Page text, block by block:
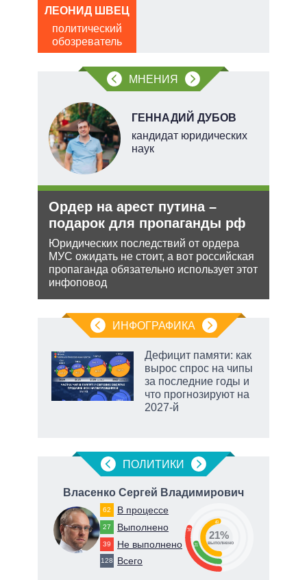
ЛЕОНИД ШВЕЦ
политический
обозреватель
МНЕНИЯ
ГЕННАДИЙ ДУБОВ
кандидат юридических
наук
Ордер на арест путина –
подарок для пропаганды рф
Юридических последствий от ордера
МУС ожидать не стоит, а вот российская
пропаганда обязательно использует этот
инфоповод
ИНФОГРАФИКА
Дефицит памяти: как
вырос спрос на чипы
за последние годы и
что прогнозируют на
2027-й
ПОЛИТИКИ
Власенко Сергей Владимирович
62 В процессе
27 Выполнено
39 Не выполнено
128 Всего
30
21
49
21%
выполнено